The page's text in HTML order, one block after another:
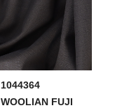
1044364
WOOLIAN FUJI